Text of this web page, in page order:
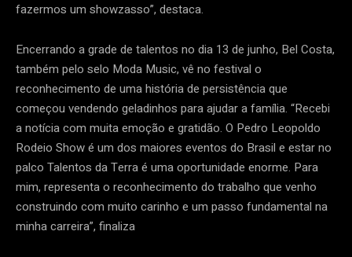
fazermos um showzasso”, destaca.
Encerrando a grade de talentos no dia 13 de junho, Bel Costa,
também pelo selo Moda Music, vê no festival o
reconhecimento de uma história de persistência que
começou vendendo geladinhos para ajudar a família. “Recebi
a notícia com muita emoção e gratidão. O Pedro Leopoldo
Rodeio Show é um dos maiores eventos do Brasil e estar no
palco Talentos da Terra é uma oportunidade enorme. Para
mim, representa o reconhecimento do trabalho que venho
construindo com muito carinho e um passo fundamental na
minha carreira”, finaliza